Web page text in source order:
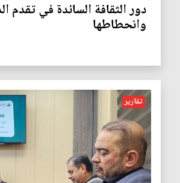
دور الثقافة السائدة في تقدم
وانحطاطها
تقارير